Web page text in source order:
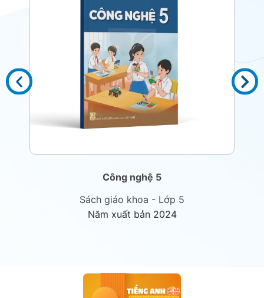
Công nghệ 5
Sách giáo khoa - Lớp 5
Năm xuất bản 2024